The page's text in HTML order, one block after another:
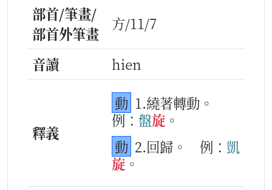
部首/筆畫/
部首外筆畫
方/11/7
音讀 hien
釋義
動 1.繞著轉動。
例： 盤旋 。
動 2.回歸。 例： 凱
旋。